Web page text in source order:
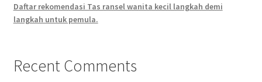
Daftar rekomendasi Tas ransel wanita kecil langkah demi
langkah untuk pemula.
Recent Comments